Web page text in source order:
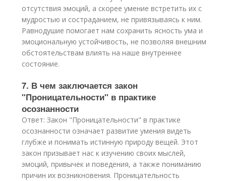
отсутствия эмоций, а скорее умение встретить их с
мудростью и состраданием, не привязываясь к ним.
Равнодушие помогает нам сохранить ясность ума и
эмоциональную устойчивость, не позволяя внешним
обстоятельствам влиять на наше внутреннее
состояние.
7. В чем заключается закон
"Проницательности" в практике
осознанности
Ответ: Закон "Проницательности" в практике
осознанности означает развитие умения видеть
глубже и понимать истинную природу вещей. Этот
закон призывает нас к изучению своих мыслей,
эмоций, привычек и поведения, а также пониманию
причин их возникновения. Проницательность